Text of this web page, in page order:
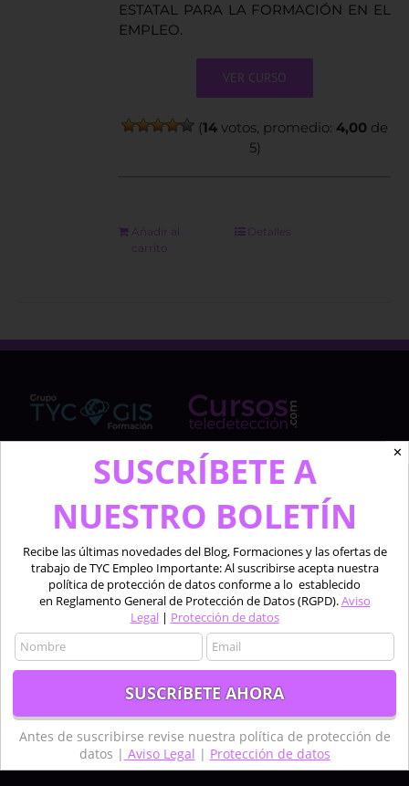
ESTATAL PARA LA FORMACIÓN EN EL
EMPLEO.
VER CURSO
(14 votos, promedio: 4,00 de
5)
Añadir al
carrito
Detalles
Cursosteledeteccion.com pertenece al Grupo de
TYC GIS Formación, empresa lider en la formación a
profesionales en software técnico especializado de
las áreas de la teledetección, los sistemas de
información geográfica y el diseño 2D y 3D.
Profesionales formando a profesionales.
✕
SUSCRÍBETE A
NUESTRO BOLETÍN
Recibe las últimas novedades del Blog, Formaciones y las ofertas de
trabajo de TYC Empleo Importante: Al suscribirse acepta nuestra
política de protección de datos conforme a lo establecido
en Reglamento General de Protección de Datos (RGPD).Aviso
Legal| Protección de datos
Antes de suscribirse revise nuestra política de protección de
datos | Aviso Legal | Protección de datos